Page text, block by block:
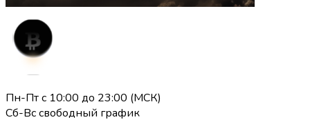
Пн-Пт с 10:00 до 23:00 (МСК)
Сб-Вс свободный график